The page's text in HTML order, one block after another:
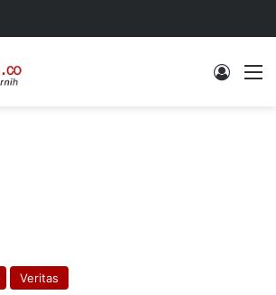
Log In
Veritas